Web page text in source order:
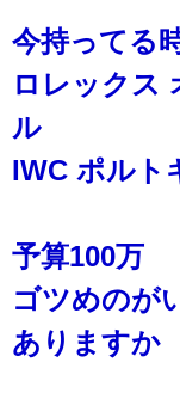
今持ってる
ロレックス
ル
IWC ポルト
予算100万
ゴツめのが
ありますか